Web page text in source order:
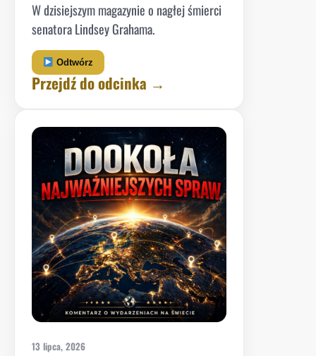
W dzisiejszym magazynie o nagłej śmierci
senatora Lindsey Grahama.
Odtwórz
Przejdź do odcinka →
13 lipca, 2026